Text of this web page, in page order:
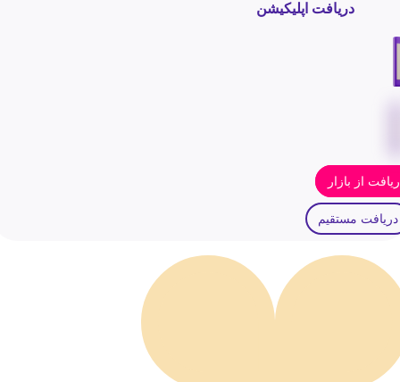
دریافت اپلیکیشن
از بازار
دریافت مستقیم